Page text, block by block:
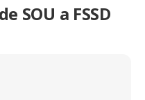
SOU a FSSD